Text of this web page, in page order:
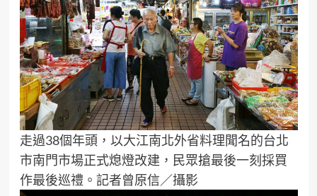
走過38個年頭，以大江南北外省料理聞名的台北
市南門市場正式熄燈改建，民眾搶最後一刻採買
作最後巡禮。記者曾原信／攝影